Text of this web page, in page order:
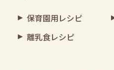
保育園用レシピ
離乳食レシピ